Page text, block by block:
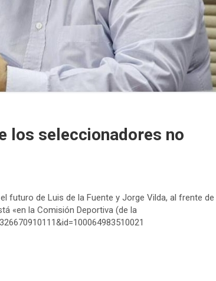
los seleccionadores no
futuro de Luis de la Fuente y Jorge Vilda, al frente de
«en la Comisión Deportiva (de la